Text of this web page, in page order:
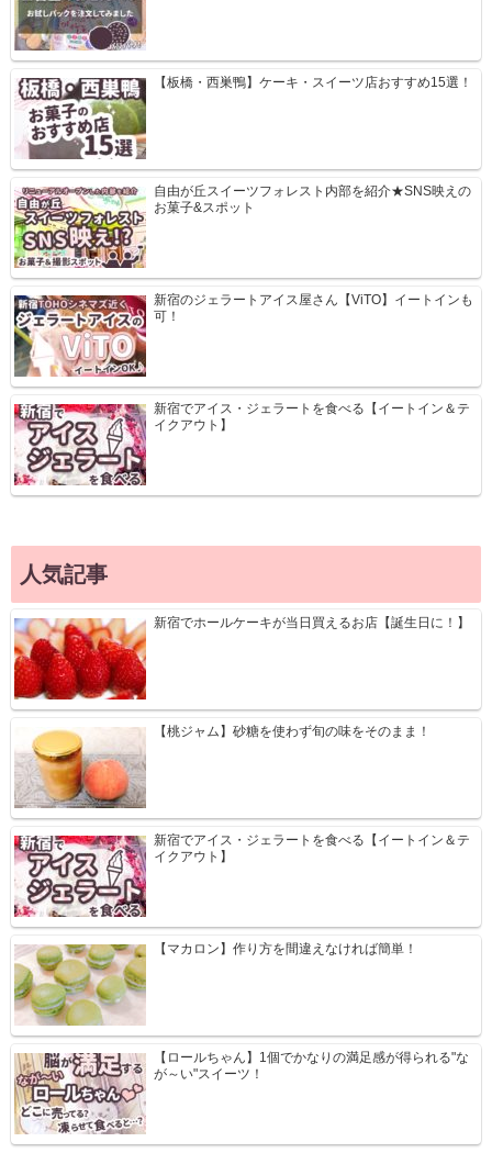
【板橋・西巣鴨】ケーキ・スイーツ店おすすめ15選！
自由が丘スイーツフォレスト内部を紹介★SNS映えの
お菓子&スポット
新宿のジェラートアイス屋さん【ViTO】イートインも
可！
新宿でアイス・ジェラートを食べる【イートイン＆テ
イクアウト】
人気記事
新宿でホールケーキが当日買えるお店【誕生日に！】
【桃ジャム】砂糖を使わず旬の味をそのまま！
新宿でアイス・ジェラートを食べる【イートイン＆テ
イクアウト】
【マカロン】作り方を間違えなければ簡単！
【ロールちゃん】1個でかなりの満足感が得られる"な
が～い"スイーツ！